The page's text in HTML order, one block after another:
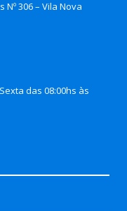
306 – Vila Nova
das 08:00hs às